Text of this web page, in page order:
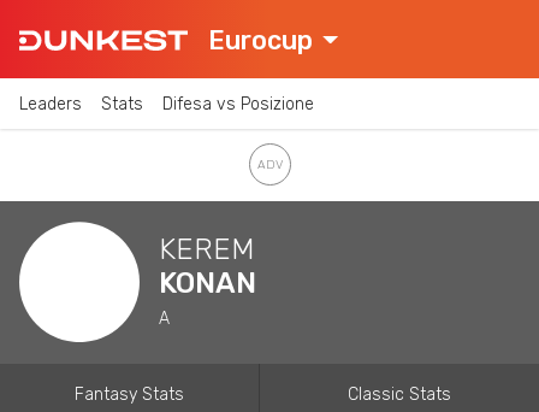
Eurocup
Leaders Stats Difesa vs Posizione
KEREM
KONAN
A
Fantasy Stats Classic Stats